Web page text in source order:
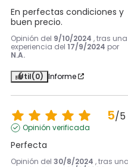
En perfectas condiciones y
buen precio.
Opinión del 9/10/2024 , tras una
experiencia del 17/9/2024 por
N.A.
Útil(0) Informe
5/5
Opinión verificada
Perfecta
Opinión del 30/8/2024 , tras